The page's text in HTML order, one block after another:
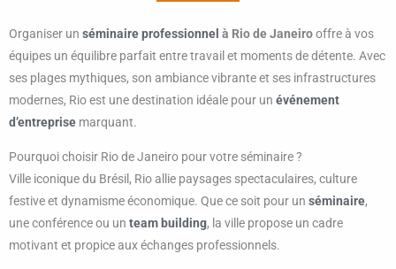
Organiser un séminaire professionnel à Rio de Janeirooffre à vos
équipes un équilibre parfait entre travail et moments de détente. Avec
ses plages mythiques, son ambiance vibrante et ses infrastructures
modernes, Rio est une destination idéale pour un événement
d’entreprise marquant.
Pourquoi choisir Rio de Janeiro pour votre séminaire ?
Ville iconique du Brésil, Rio allie paysages spectaculaires, culture
festive et dynamisme économique. Que ce soit pour un séminaire,
une conférence ou un team building, la ville propose un cadre
motivant et propice aux échanges professionnels.